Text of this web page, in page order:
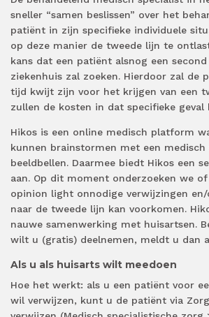
sneller “samen beslissen” over het
patiënt in zijn specifieke individuele
op deze manier de tweede lijn te
kans dat een patiënt alsnog een
ziekenhuis zal zoeken. Hierdoor zal de
tijd kwijt zijn voor het krijgen van een
zullen de kosten in dat specifieke geval
Hikos is een online medisch platform
kunnen brainstormen met een medisch
beeldbellen. Daarmee biedt Hikos een
aan. Op dit moment onderzoeken we of
opinion light onnodige verwijzingen
naar de tweede lijn kan voorkomen.
nauwe samenwerking met huisartsen.
wilt u (gratis) deelnemen, meldt u dan
Als u als huisarts wilt meedoen
Hoe het werkt: als u een patiënt voor
wil verwijzen, kunt u de patiënt via